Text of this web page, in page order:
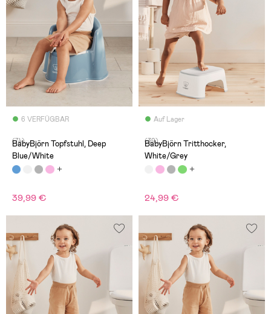
6 VERFÜGBAR
(74)
BabyBjörn Topfstuhl, Deep
Blue/White
39,99 €
Auf Lager
(39)
BabyBjörn Tritthocker,
White/Grey
24,99 €